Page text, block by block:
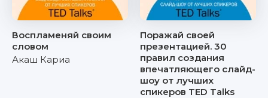
Воспламеняй своим
словом
Акаш Кариа
Поражай своей
презентацией. 30
правил создания
впечатляющего слайд-
шоу от лучших
спикеров TED Talks